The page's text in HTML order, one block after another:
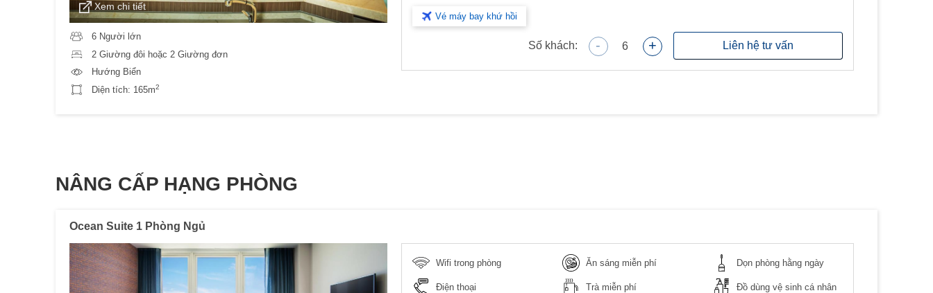
Xem chi tiết
6 Người lớn
2 Giường đôi hoặc 2 Giường đơn
Hướng Biển
Diện tích: 165m2
Vé máy bay khứ hồi
Số khách: - 6 + Liên hệ tư vấn
NÂNG CẤP HẠNG PHÒNG
Ocean Suite 1 Phòng Ngủ
Wifi trong phòng Ăn sáng miễn phí Dọn phòng hằng ngày
Điện thoại Trà miễn phí Đồ dùng vệ sinh cá nhân